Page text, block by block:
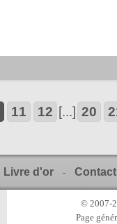
11 12 [...] 20
Livre d'or - Contact
© 2007-
Page